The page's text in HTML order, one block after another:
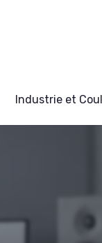
Industrie et